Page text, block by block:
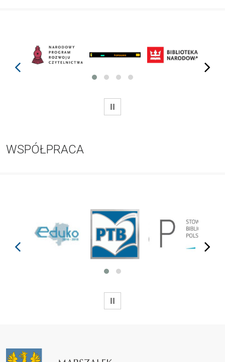
prev next
WSTRZYMAJ
WSPÓŁPRACA
prev next
WSTRZYMAJ